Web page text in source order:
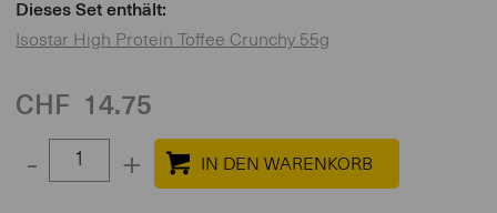
Dieses Set enthält:
Isostar High Protein Toffee Crunchy 55g
CHF 14.75
- +
quantity